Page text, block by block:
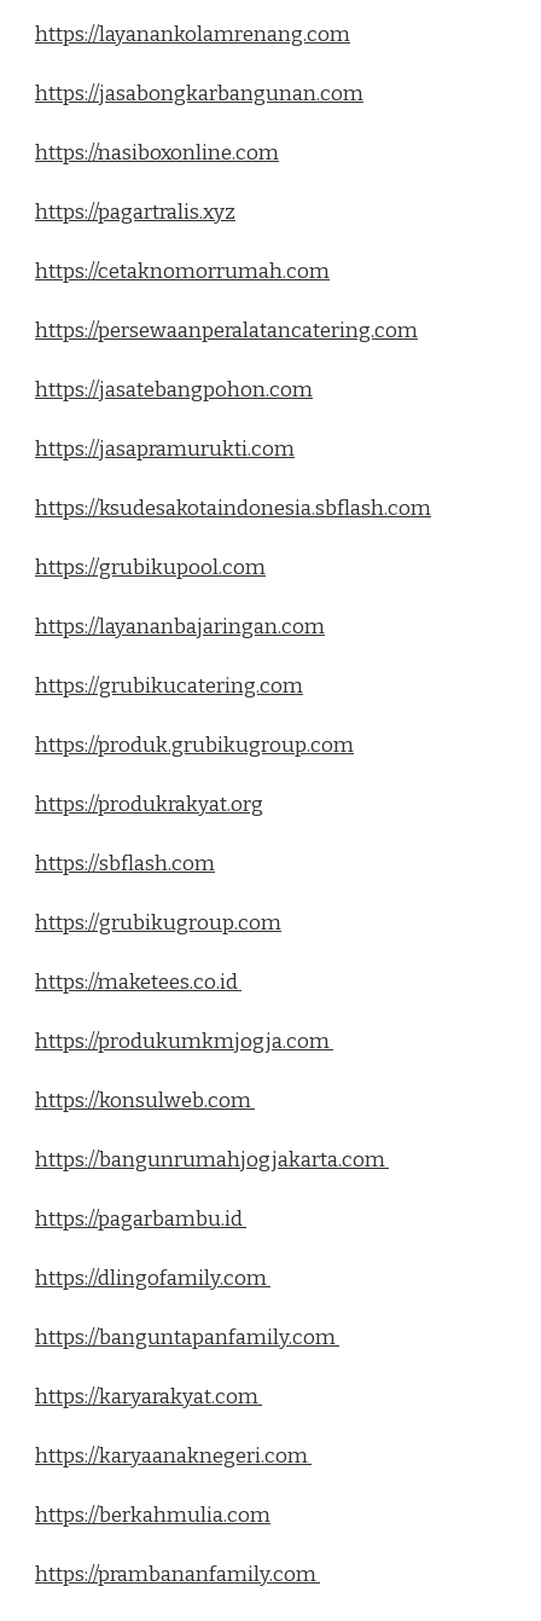
https://layanankolamrenang.com
https://jasabongkarbangunan.com
https://nasiboxonline.com
https://pagartralis.xyz
https://cetaknomorrumah.com
https://persewaanperalatancatering.com
https://jasatebangpohon.com
https://jasapramurukti.com
https://ksudesakotaindonesia.sbflash.com
https://grubikupool.com
https://layananbajaringan.com
https://grubikucatering.com
https://produk.grubikugroup.com
https://produkrakyat.org
https://sbflash.com
https://grubikugroup.com
https://maketees.co.id
https://produkumkmjogja.com
https://konsulweb.com
https://bangunrumahjogjakarta.com
https://pagarbambu.id
https://dlingofamily.com
https://banguntapanfamily.com
https://karyarakyat.com
https://karyaanaknegeri.com
https://berkahmulia.com
https://prambananfamily.com